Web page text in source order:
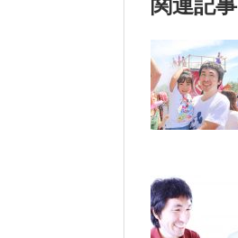
関連記事